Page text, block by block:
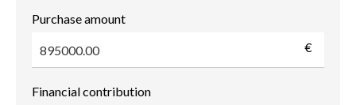
Purchase amount
€
Financial contribution